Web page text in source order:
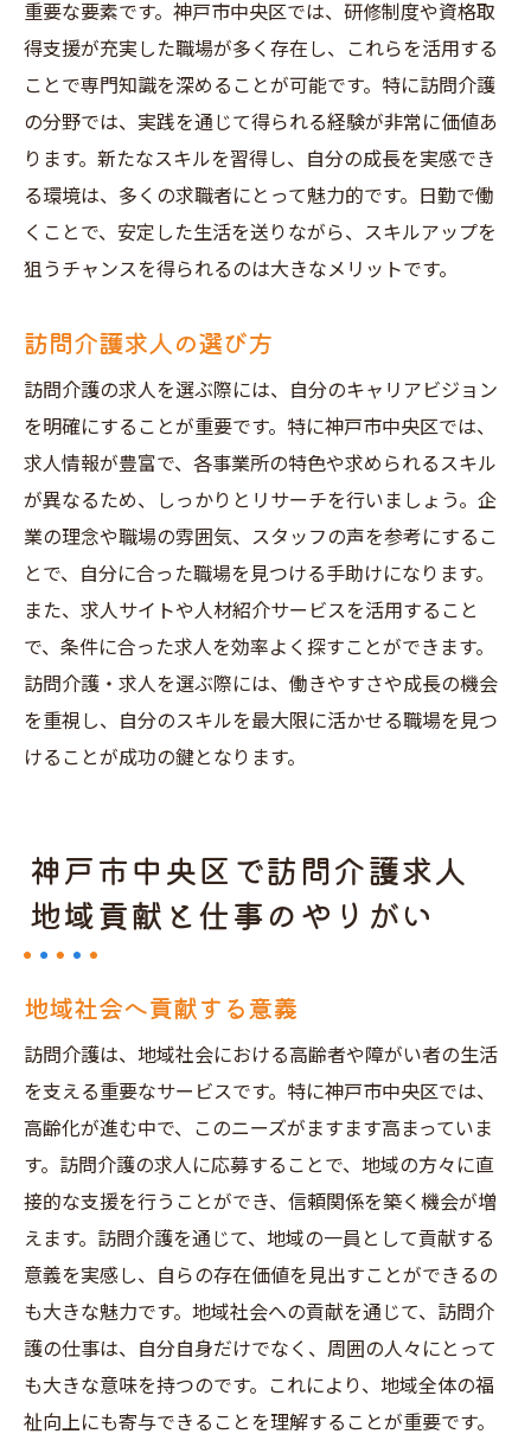
重要な要素です。神戸市中央区では、研修制度や資格取
得支援が充実した職場が多く存在し、これらを活用する
ことで専門知識を深めることが可能です。特に訪問介護
の分野では、実践を通じて得られる経験が非常に価値あ
ります。新たなスキルを習得し、自分の成長を実感でき
る環境は、多くの求職者にとって魅力的です。日勤で働
くことで、安定した生活を送りながら、スキルアップを
狙うチャンスを得られるのは大きなメリットです。
訪問介護求人の選び方
訪問介護の求人を選ぶ際には、自分のキャリアビジョン
を明確にすることが重要です。特に神戸市中央区では、
求人情報が豊富で、各事業所の特色や求められるスキル
が異なるため、しっかりとリサーチを行いましょう。企
業の理念や職場の雰囲気、スタッフの声を参考にするこ
とで、自分に合った職場を見つける手助けになります。
また、求人サイトや人材紹介サービスを活用すること
で、条件に合った求人を効率よく探すことができます。
訪問介護・求人を選ぶ際には、働きやすさや成長の機会
を重視し、自分のスキルを最大限に活かせる職場を見つ
けることが成功の鍵となります。
神戸市中央区で訪問介護求人
地域貢献と仕事のやりがい
地域社会へ貢献する意義
訪問介護は、地域社会における高齢者や障がい者の生活
を支える重要なサービスです。特に神戸市中央区では、
高齢化が進む中で、このニーズがますます高まっていま
す。訪問介護の求人に応募することで、地域の方々に直
接的な支援を行うことができ、信頼関係を築く機会が増
えます。訪問介護を通じて、地域の一員として貢献する
意義を実感し、自らの存在価値を見出すことができるの
も大きな魅力です。地域社会への貢献を通じて、訪問介
護の仕事は、自分自身だけでなく、周囲の人々にとって
も大きな意味を持つのです。これにより、地域全体の福
祉向上にも寄与できることを理解することが重要です。